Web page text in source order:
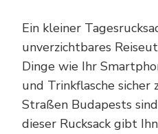
Ein kleiner
unverzichtbares
Dinge wie Ihr
und Trinkflasche sicher
Straßen Budapests
dieser Rucksack gibt